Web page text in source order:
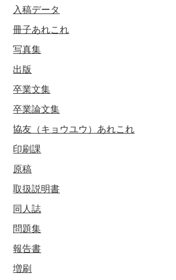
入稿データ
冊子あれこれ
写真集
出版
卒業文集
卒業論文集
協友（キョウユウ）あれこれ
印刷課
原稿
取扱説明書
同人誌
問題集
報告書
増刷